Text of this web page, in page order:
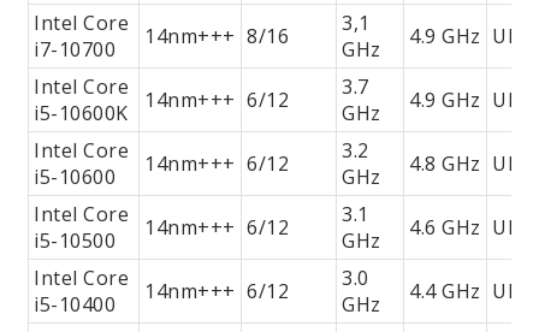
Intel Core
i7-10700
14nm+++ 8/16
3,1
GHz
4.9 GHz
Intel Core
i5-10600K
14nm+++ 6/12
3.7
GHz
4.9 GHz
Intel Core
i5-10600
14nm+++ 6/12
3.2
GHz
4.8 GHz
Intel Core
i5-10500
14nm+++ 6/12
3.1
GHz
4.6 GHz
Intel Core
i5-10400
14nm+++ 6/12
3.0
GHz
4.4 GHz